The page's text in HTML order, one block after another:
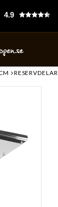
4.9
RESERVDELAR